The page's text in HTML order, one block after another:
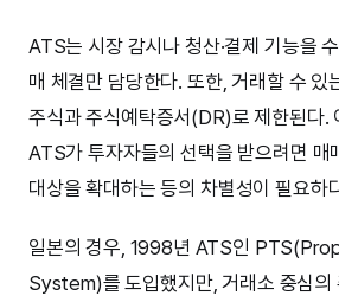
ATS는 시장 감시나 청산·결제 기능을
매 체결만 담당한다. 또한, 거래할 수 있
주식과 주식예탁증서(DR)로 제한된다.
ATS가 투자자들의 선택을 받으려면 매
대상을 확대하는 등의 차별성이 필요하
일본의 경우, 1998년 ATS인
System)를 도입했지만, 거래소 중심의